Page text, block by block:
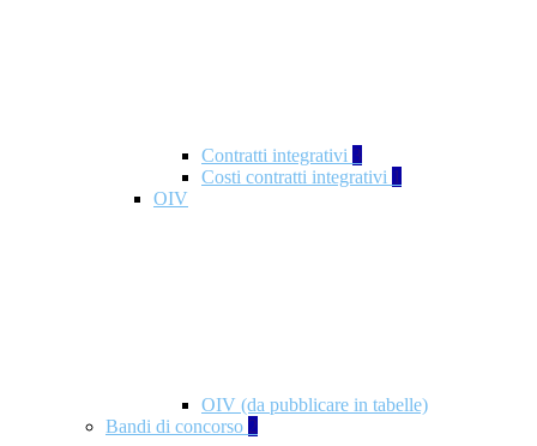
Contratti integrativi 3
Costi contratti integrativi 1
OIV
OIV (da pubblicare in tabelle)
Bandi di concorso 2